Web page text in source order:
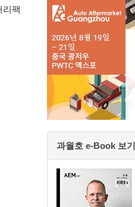
리팩
과월호 e-Book 보기